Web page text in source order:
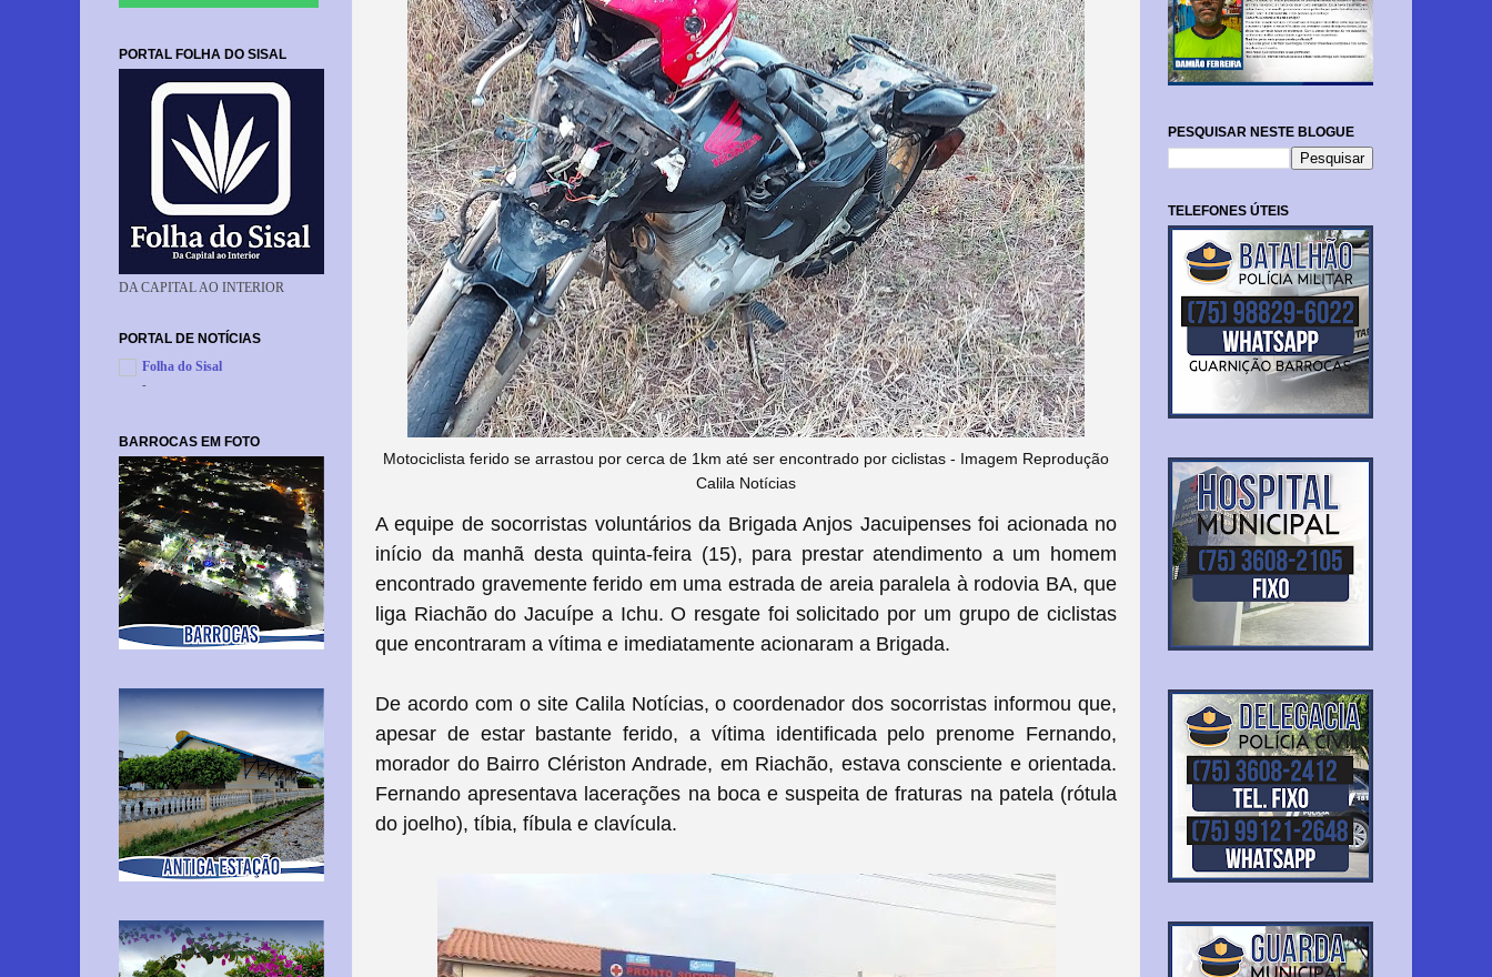
Motociclista ferido se arrastou por cerca de 1km até ser encontrado por ciclistas - Imagem Reprodução
Calila Notícias
A equipe de socorristas voluntários da Brigada Anjos Jacuipenses foi acionada no
início da manhã desta quinta-feira (15), para prestar atendimento a um homem
encontrado gravemente ferido em uma estrada de areia paralela à rodovia BA, que
liga Riachão do Jacuípe a Ichu. O resgate foi solicitado por um grupo de ciclistas
que encontraram a vítima e imediatamente acionaram a Brigada.
De acordo com o site Calila Notícias, o coordenador dos socorristas informou que,
apesar de estar bastante ferido, a vítima identificada pelo prenome Fernando,
morador do Bairro Clériston Andrade, em Riachão, estava consciente e orientada.
Fernando apresentava lacerações na boca e suspeita de fraturas na patela (rótula
do joelho), tíbia, fíbula e clavícula.
PORTAL FOLHA DO SISAL
DA CAPITAL AO INTERIOR
PORTAL DE NOTÍCIAS
Folha do Sisal
-
BARROCAS EM FOTO
PESQUISAR NESTE BLOGUE
TELEFONES ÚTEIS